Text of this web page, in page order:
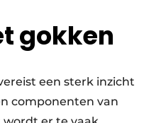
gokken
een sterk inzicht
componenten van